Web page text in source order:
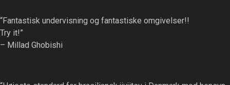
“Fantastisk undervisning og fantastiske omgivelser!!
Try it!”
– Millad Ghobishi